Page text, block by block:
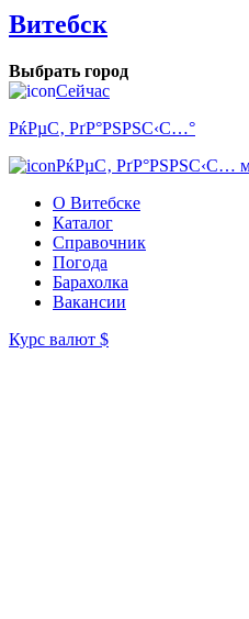
Витебск
Выбрать город
Сейчас
РќРµС‚ РґР°РЅРЅС‹С…°
РќРµС‚ РґР°РЅРЅС‹С…
О Витебске
Каталог
Справочник
Погода
Барахолка
Вакансии
Курс валют $